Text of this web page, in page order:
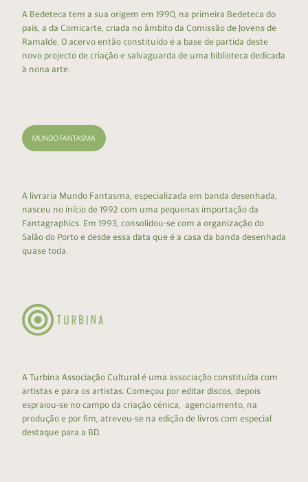
A Bedeteca tem a sua origem em 1990, na primeira Bedeteca do
país, a da Comicarte, criada no âmbito da Comissão de Jovens de
Ramalde. O acervo então constituído é a base de partida deste
novo projecto de criação e salvaguarda de uma biblioteca dedicada
à nona arte.
A livraria Mundo Fantasma, especializada em banda desenhada,
nasceu no início de 1992 com uma pequenas importação da
Fantagraphics. Em 1993, consolidou-se com a organização do
Salão do Porto e desde essa data que é a casa da banda desenhada
quase toda.
A Turbina Associação Cultural é uma associação constituída com
artistas e para os artistas. Começou por editar discos, depois
espraiou-se no campo da criação cénica, agenciamento, na
produção e por fim, atreveu-se na edição de livros com especial
destaque para a BD.